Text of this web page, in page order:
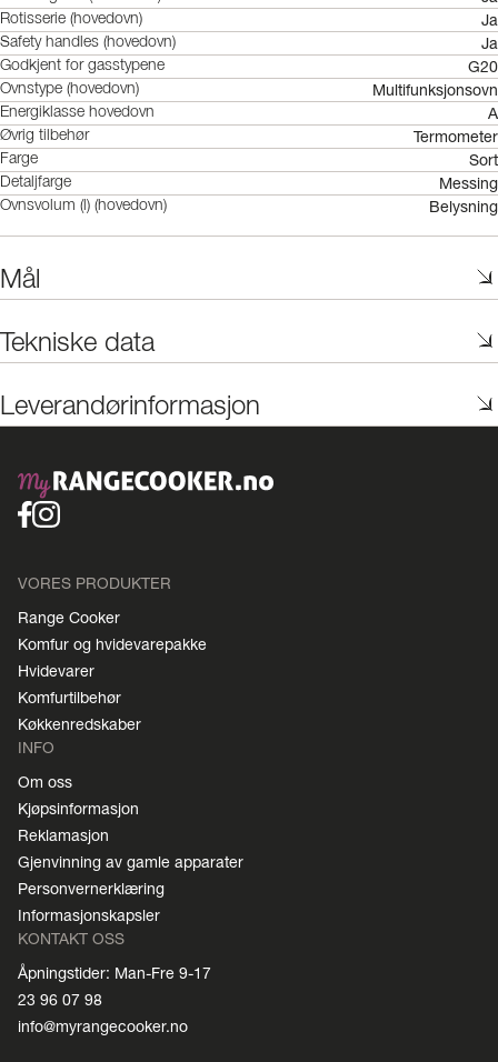
Rotisserie (hovedovn) Ja
Safety handles (hovedovn) Ja
Godkjent for gasstypene G20
Ovnstype (hovedovn) Multifunksjonsovn
Energiklasse hovedovn A
Øvrig tilbehør Termometer
Farge Sort
Detaljfarge Messing
Ovnsvolum (l) (hovedovn) Belysning
Mål
Tekniske data
Leverandørinformasjon
VORES PRODUKTER
Range Cooker
Komfur og hvidevarepakke
Hvidevarer
Komfurtilbehør
Køkkenredskaber
INFO
Om oss
Kjøpsinformasjon
Reklamasjon
Gjenvinning av gamle apparater
Personvernerklæring
Informasjonskapsler
KONTAKT OSS
Åpningstider: Man-Fre 9-17
23 96 07 98
info@myrangecooker.no